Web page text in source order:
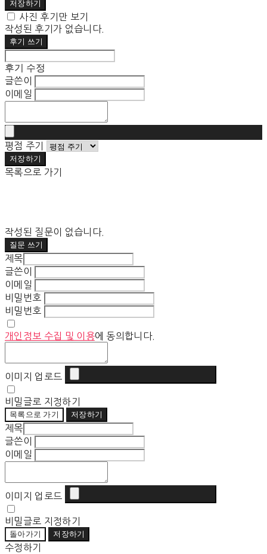
저장하기
사진 후기만 보기
작성된 후기가 없습니다.
후기 쓰기
후기 수정
글쓴이
이메일
평점 주기
저장하기
목록으로 가기
작성된 질문이 없습니다.
질문 쓰기
제목
글쓴이
이메일
비밀번호
비밀번호
개인정보 수집 및 이용에 동의합니다.
이미지 업로드
비밀글로 지정하기
목록으로 가기 저장하기
제목
글쓴이
이메일
이미지 업로드
비밀글로 지정하기
돌아가기 저장하기
수정하기